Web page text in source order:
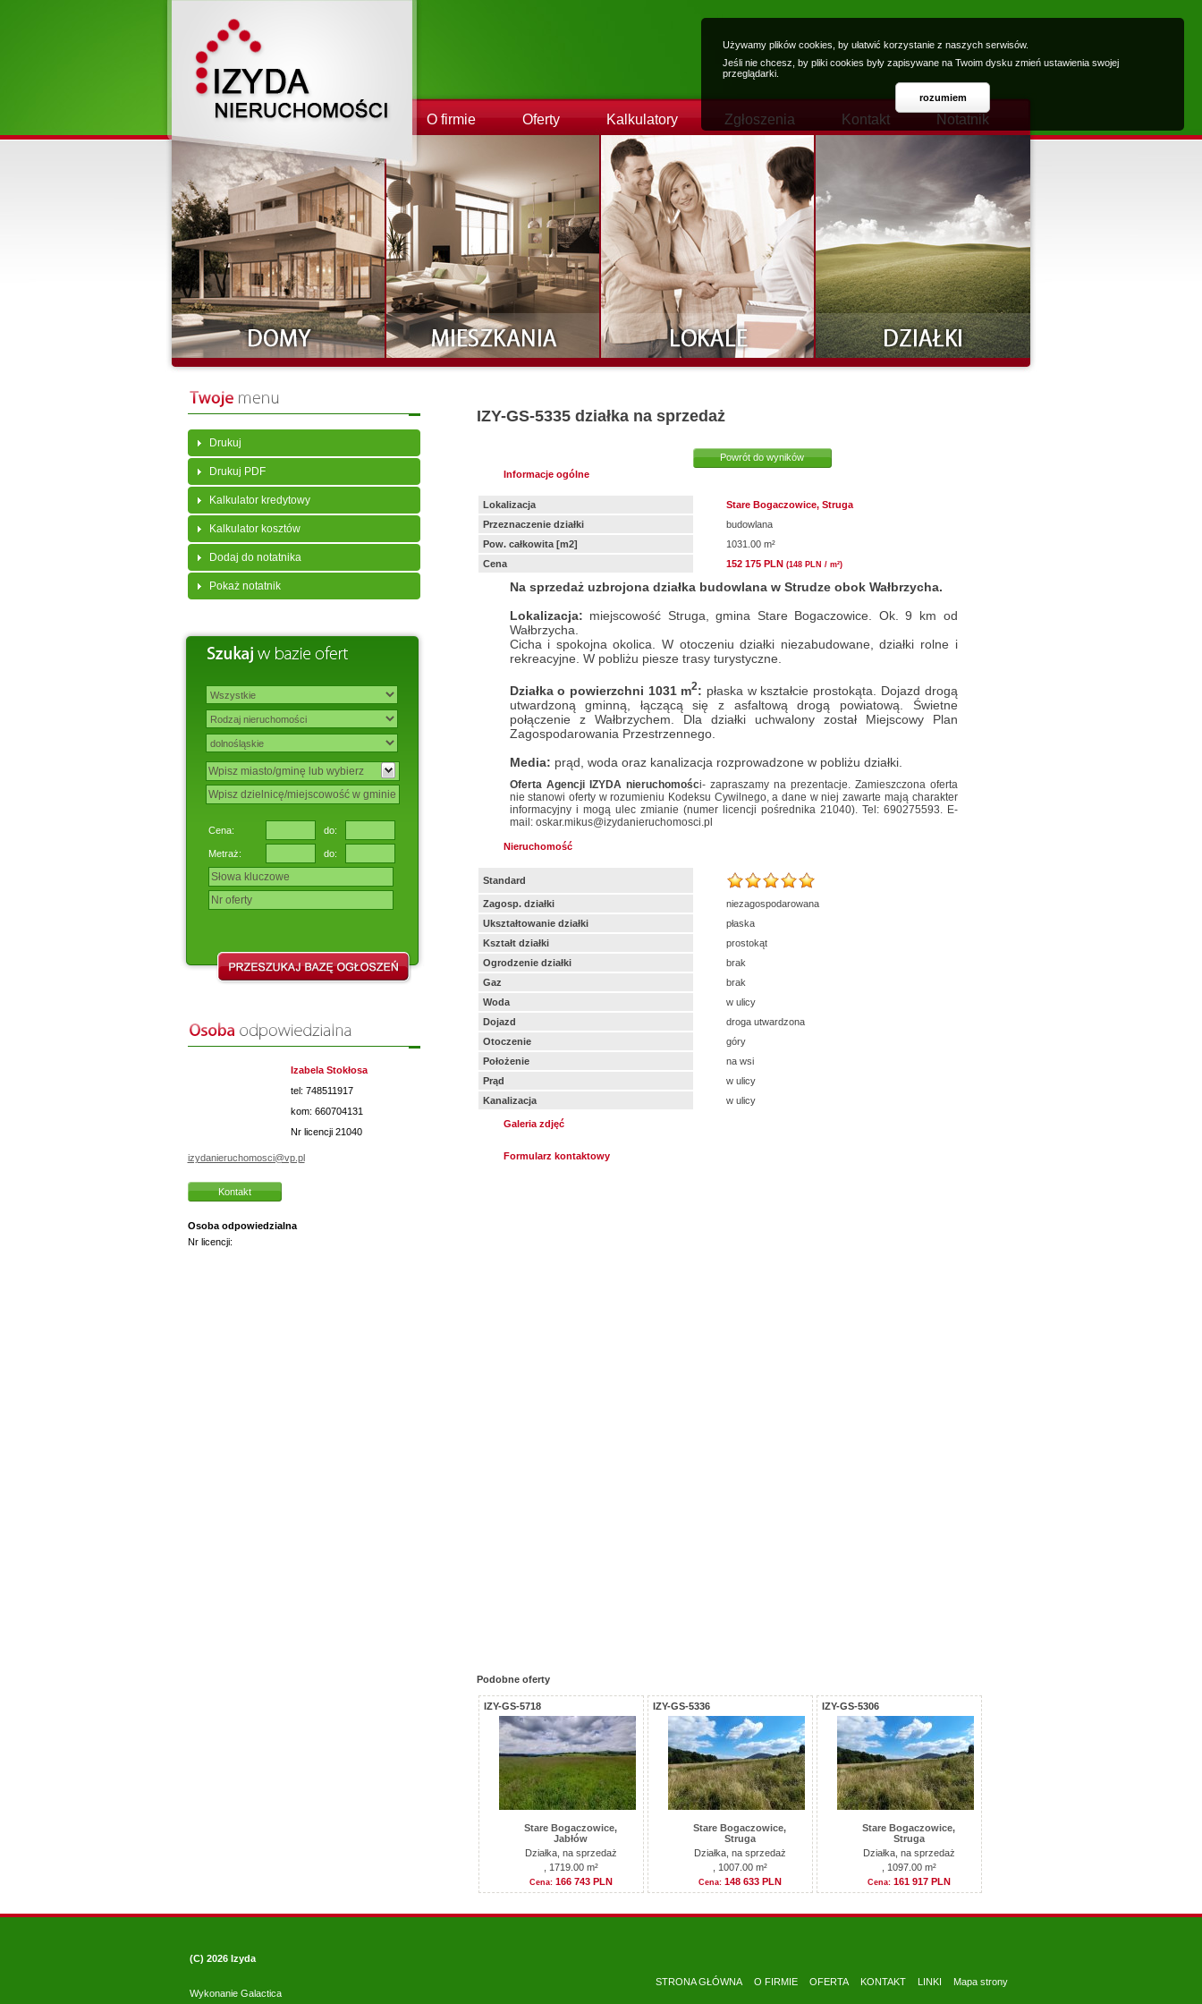
O firmie Oferty Kalkulatory Zgłoszenia Kontakt Notatnik
Drukuj
Drukuj PDF
Kalkulator kredytowy
Kalkulator kosztów
Dodaj do notatnika
Pokaż notatnik
Cena: do:
Metraż: do:
Izabela Stokłosa
tel: 748511917
kom: 660704131
Nr licencji 21040
izydanieruchomosci@vp.pl
Kontakt
Osoba odpowiedzialna
Nr licencji:
IZY-GS-5335działka na sprzedaż
Powrót do wyników
Informacje ogólne
Lokalizacja
Stare Bogaczowice, Struga
Przeznaczenie działki
budowlana
Pow. całkowita [m2]
1031.00 m²
Cena
152 175 PLN (148 PLN / m²)
Na sprzedaż uzbrojona działka budowlana w Strudze obok Wałbrzycha.
Lokalizacja: miejscowość Struga, gmina Stare Bogaczowice. Ok. 9 km od
Wałbrzycha.
Cicha i spokojna okolica. W otoczeniu działki niezabudowane, działki rolne i
rekreacyjne. W pobliżu piesze trasy turystyczne.
Działka o powierzchni 1031 m2: płaska w kształcie prostokąta. Dojazd drogą
utwardzoną gminną, łączącą się z asfaltową drogą powiatową. Świetne
połączenie z Wałbrzychem. Dla działki uchwalony został Miejscowy Plan
Zagospodarowania Przestrzennego.
Media: prąd, woda oraz kanalizacja rozprowadzone w pobliżu działki.
Oferta Agencji IZYDA nieruchomości- zapraszamy na prezentacje. Zamieszczona oferta
nie stanowi oferty w rozumieniu Kodeksu Cywilnego, a dane w niej zawarte mają charakter
informacyjny i mogą ulec zmianie (numer licencji pośrednika 21040). Tel: 690275593. E-
mail: oskar.mikus@izydanieruchomosci.pl
Nieruchomość
Standard
Zagosp. działki
niezagospodarowana
Ukształtowanie działki
płaska
Kształt działki
prostokąt
Ogrodzenie działki
brak
Gaz
brak
Woda
w ulicy
Dojazd
droga utwardzona
Otoczenie
góry
Położenie
na wsi
Prąd
w ulicy
Kanalizacja
w ulicy
Galeria zdjęć
Formularz kontaktowy
Podobne oferty
IZY-GS-5718
Stare Bogaczowice,
Jabłów
Działka, na sprzedaż
, 1719.00 m²
Cena: 166 743 PLN
IZY-GS-5336
Stare Bogaczowice,
Struga
Działka, na sprzedaż
, 1007.00 m²
Cena: 148 633 PLN
IZY-GS-5306
Stare Bogaczowice,
Struga
Działka, na sprzedaż
, 1097.00 m²
Cena: 161 917 PLN
(C) 2026 Izyda
Wykonanie Galactica
STRONA GŁÓWNA O FIRMIE OFERTA KONTAKT LINKI Mapa strony
Używamy plików cookies, by ułatwić korzystanie z naszych serwisów.
Jeśli nie chcesz, by pliki cookies były zapisywane na Twoim dysku zmień ustawienia swojej
przeglądarki.
rozumiem